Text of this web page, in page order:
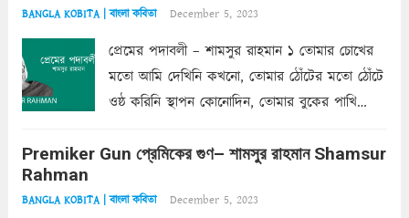
BANGLA KOBITA | বাংলা কবিতা December 5, 2023
প্রেমের পদাবলী – শামসুর রাহমান ১ তোমার চোখের
মতো আমি দেখিনি কখনো, তোমার ঠোঁটের মতো ঠোঁটে
ওষ্ঠ করিনি স্থাপন কোনোদিন, তোমার বুকের পাখি
কোথাও কি এরকম ছায়া দেয় ক্লান্তির প্রহরে? মুছে
Premiker Gun প্রেমিকের গুণ– শামসুর রাহমান Shamsur
Rahman
BANGLA KOBITA | বাংলা কবিতা December 5, 2023